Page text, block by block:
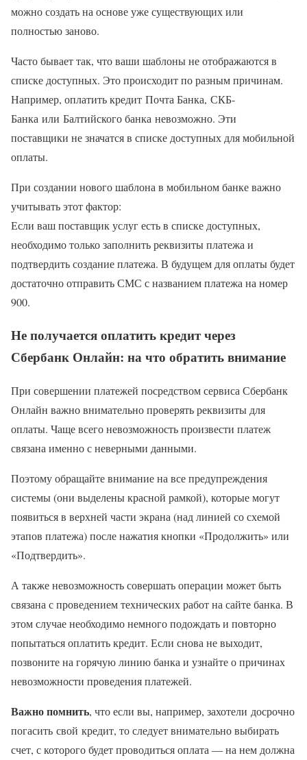
можно создать на основе уже существующих или
полностью заново.
Часто бывает так, что ваши шаблоны не отображаются в
списке доступных. Это происходит по разным причинам.
Например, оплатить кредит Почта Банка, СКБ-
Банка или Балтийского банка невозможно. Эти
поставщики не значатся в списке доступных для мобильной
оплаты.
При создании нового шаблона в мобильном банке важно
учитывать этот фактор:
Если ваш поставщик услуг есть в списке доступных,
необходимо только заполнить реквизиты платежа и
подтвердить создание платежа. В будущем для оплаты будет
достаточно отправить СМС с названием платежа на номер
900.
Не получается оплатить кредит через
Сбербанк Онлайн: на что обратить внимание
При совершении платежей посредством сервиса Сбербанк
Онлайн важно внимательно проверять реквизиты для
оплаты. Чаще всего невозможность произвести платеж
связана именно с неверными данными.
Поэтому обращайте внимание на все предупреждения
системы (они выделены красной рамкой), которые могут
появиться в верхней части экрана (над линией со схемой
этапов платежа) после нажатия кнопки «Продолжить» или
«Подтвердить».
А также невозможность совершать операции может быть
связана с проведением технических работ на сайте банка. В
этом случае необходимо немного подождать и повторно
попытаться оплатить кредит. Если снова не выходит,
позвоните на горячую линию банка и узнайте о причинах
невозможности проведения платежей.
Важно помнить, что если вы, например, захотели досрочно
погасить свой кредит, то следует внимательно выбирать
счет, с которого будет проводиться оплата — на нем должна